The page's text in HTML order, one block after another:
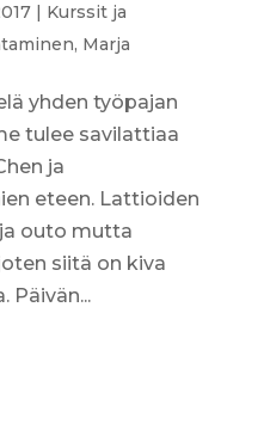
| Kurssit ja
, Marja
yhden työpajan
tulee savilattiaa
ja
eteen. Lattioiden
outo mutta
siitä on kiva
Päivän...